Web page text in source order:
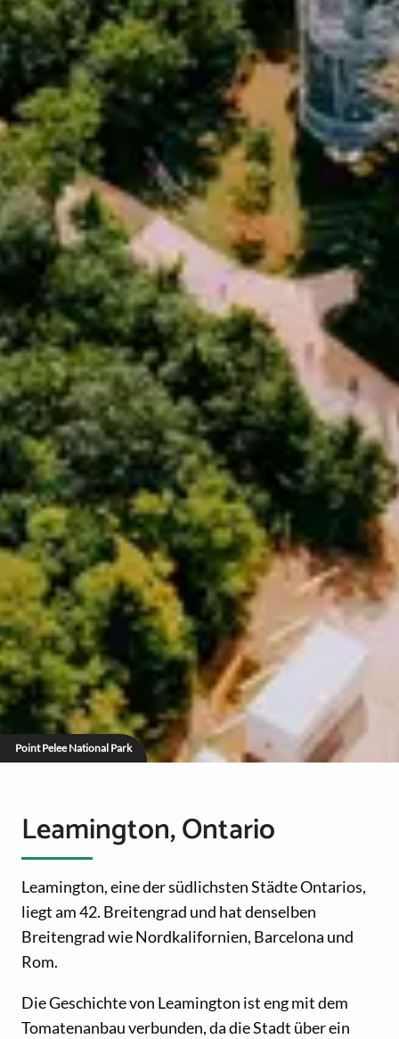
Point Pelee National Park
Leamington, Ontario
Leamington, eine der südlichsten Städte Ontarios,
liegt am 42. Breitengrad und hat denselben
Breitengrad wie Nordkalifornien, Barcelona und
Rom.
Die Geschichte von Leamington ist eng mit dem
Tomatenanbau verbunden, da die Stadt über ein